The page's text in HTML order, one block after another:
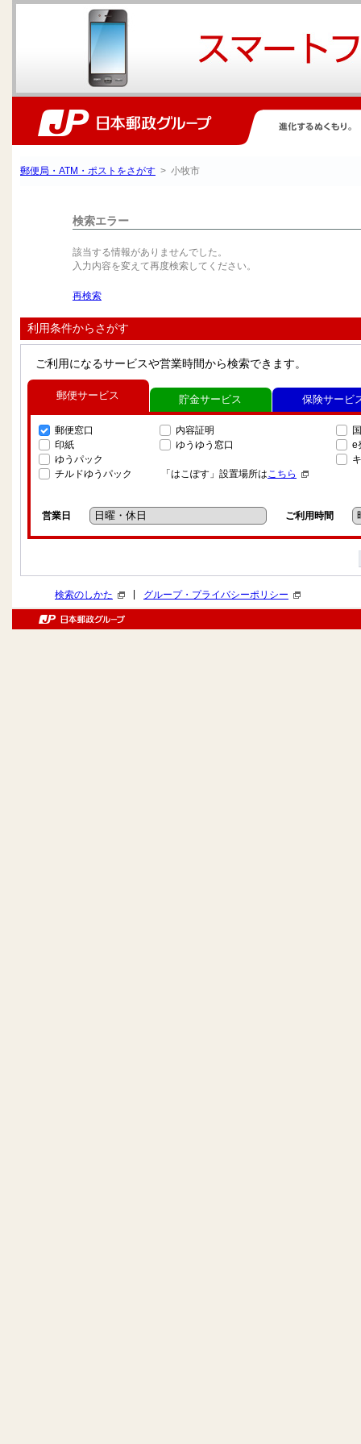
郵便局・ATM・ポストをさがす > 小牧市
検索エラー
該当する情報がありませんでした。
入力内容を変えて再度検索してください。
再検索
利用条件からさがす
ご利用になるサービスや営業時間から検索できます。
郵便サービス
郵便窓口
印紙
ゆうパック
チルドゆうパック
内容証明
ゆうゆう窓口
「はこぽす」設置場所はこちら
e
営業日 ご利用時間
貯金サービス 保険サービ
検索のしかた グループ・プライバシーポリシー